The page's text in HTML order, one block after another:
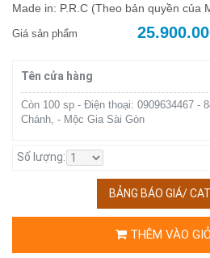
Made in: P.R.C (Theo bản quyền của
Giá sản phẩm
Tên cửa hàng
Còn 100 sp - Điện thoại: 0909634467 -
Chánh, - Mộc Gia Sài Gòn
Số lượng:
BẢNG BÁO GIÁ/
THÊM VÀO